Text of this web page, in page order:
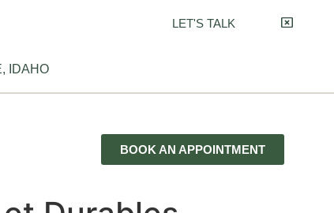
LET'S TALK
IDAHO
BOOK AN APPOINTMENT